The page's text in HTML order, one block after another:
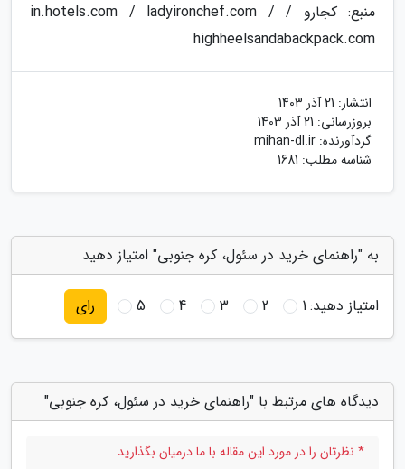
منبع: کجارو / in.hotels.com / ladyironchef.com /
highheelsandabackpack.com
انتشار: 21 آذر 1403
بروزرسانی: 21 آذر 1403
گردآورنده: mihan-dl.ir
شناسه مطلب: 1681
به "راهنمای خرید در سئول، کره جنوبی" امتیاز دهید
امتیاز دهید:1
2
3
4
5 رای
دیدگاه های مرتبط با "راهنمای خرید در سئول، کره جنوبی"
* نظرتان را در مورد این مقاله با ما درمیان بگذارید